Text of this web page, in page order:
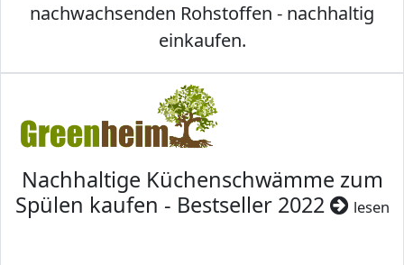
nachwachsenden Rohstoffen - nachhaltig
einkaufen.
Nachhaltige Küchenschwämme zum
Spülen kaufen - Bestseller 2022
lesen